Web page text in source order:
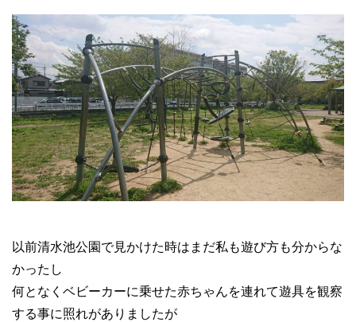
以前清水池公園で見かけた時はまだ私も遊び方も分からな
かったし
何となくベビーカーに乗せた赤ちゃんを連れて遊具を観察
する事に照れがありましたが